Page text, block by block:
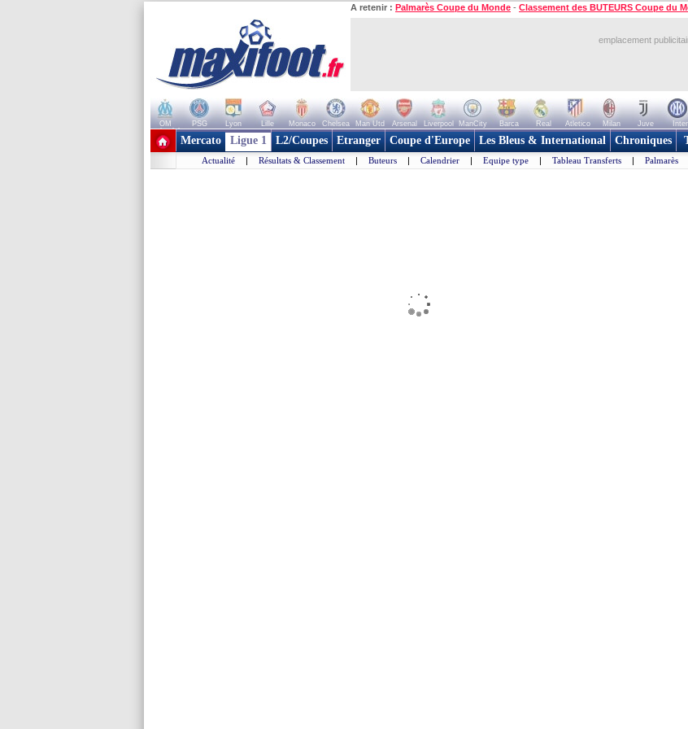
A retenir : Palmarès Coupe du Monde - Classement des BUTEURS Coupe du
emplacement
OM PSG Lyon Lille Monaco Chelsea Man Utd Arsenal Liverpool ManCity Barca Real Atletico Milan Juve Inter
+ de clubs
Mercato Ligue 1 L2/Coupes Etranger Coupe d'Europe Les Bleus & International Chroniques
Actualité | Résultats & Classement | Buteurs | Calendrier | Equipe type | Tableau Transferts | Palmarès